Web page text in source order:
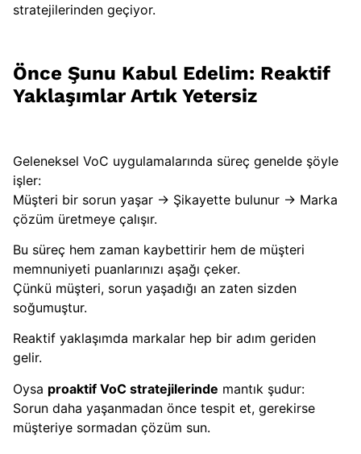
stratejilerinden geçiyor.
Önce Şunu Kabul Edelim: Reaktif
Yaklaşımlar Artık Yetersiz
Geleneksel VoC uygulamalarında süreç genelde şöyle
işler:
Müşteri bir sorun yaşar → Şikayette bulunur → Marka
çözüm üretmeye çalışır.
Bu süreç hem zaman kaybettirir hem de müşteri
memnuniyeti puanlarınızı aşağı çeker.
Çünkü müşteri, sorun yaşadığı an zaten sizden
soğumuştur.
Reaktif yaklaşımda markalar hep bir adım geriden
gelir.
Oysa proaktif VoC stratejilerinde mantık şudur:
Sorun daha yaşanmadan önce tespit et, gerekirse
müşteriye sormadan çözüm sun.